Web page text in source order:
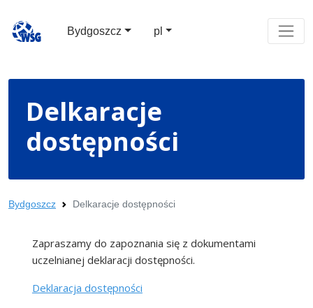
Bydgoszcz pl
Delkaracje
dostępności
Bydgoszcz Delkaracje dostępności
Zapraszamy do zapoznania się z dokumentami
uczelnianej deklaracji dostępności.
Deklaracja dostępności